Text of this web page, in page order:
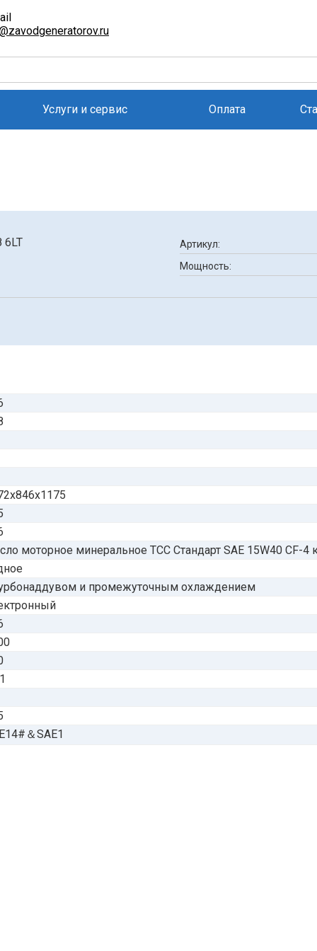
Услуги и сервис Оплата
Артикул:
Мощность:
моторное минеральное ТСС Стандарт SAE 15W40 CF-4
и промежуточным охлаждением
＆SAE1